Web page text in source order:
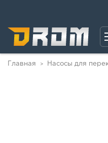
Главная > Насосы для